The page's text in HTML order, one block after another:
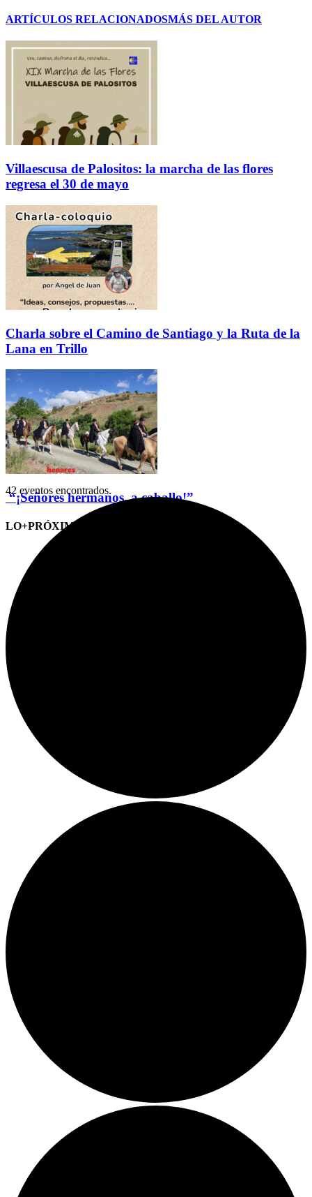
ARTÍCULOS RELACIONADOSMÁS DEL AUTOR
Villaescusa de Palositos: la marcha de las flores
regresa el 30 de mayo
Charla sobre el Camino de Santiago y la Ruta de la
Lana en Trillo
“¡Señores hermanos, a caballo!”
LO+PRÓXIMO (CITAS)
42 eventos encontrados.